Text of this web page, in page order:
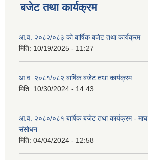
बजेट तथा कार्यक्रम
आ.व. २०८२/०८३ को बार्षिक बजेट तथा कार्यक्रम
मिति: 10/19/2025 - 11:27
आ.व. २०८१/०८२ बार्षिक बजेट तथा कार्यक्रम
मिति: 10/30/2024 - 14:43
आ.व. २०८०/०८१ बार्षिक बजेट तथा कार्यक्रम - माघ
संसोधन
मिति: 04/04/2024 - 12:58